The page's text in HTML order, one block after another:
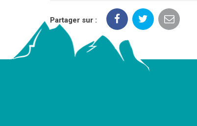
Partager sur :